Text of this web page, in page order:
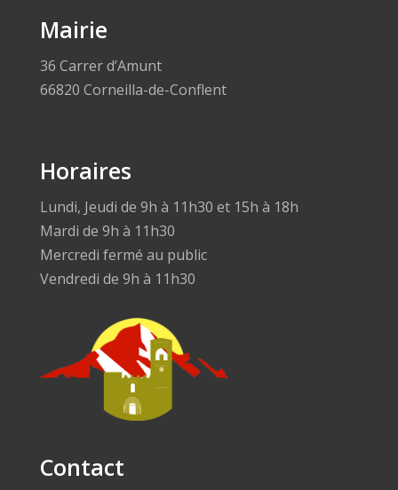
Mairie
36 Carrer d’Amunt
66820 Corneilla-de-Conflent
Horaires
Lundi, Jeudi de 9h à 11h30 et 15h à 18h
Mardi de 9h à 11h30
Mercredi fermé au public
Vendredi de 9h à 11h30
Contact